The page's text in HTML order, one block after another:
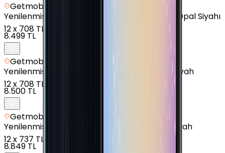
Getmobil Güvencesi
Yenilenmiş
Samsung Galaxy M30s - 64 GB - Opal Siyahı
12x 708 TL
8.499 TL
Getmobil Güvencesi
Yenilenmiş
Samsung Galaxy A70 - 128 GB - Siyah
12x 708 TL
8.500 TL
Getmobil Güvencesi
Yenilenmiş
Samsung Galaxy A05 - 64 GB - Siyah
12x 737 TL
8.849 TL